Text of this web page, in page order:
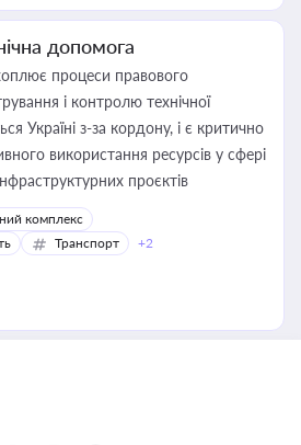
допомога
процеси правового
і контролю технічної
Україні з-за кордону, і є критично
використання ресурсів у сфері
проєктів
комплекс
Транспорт +2